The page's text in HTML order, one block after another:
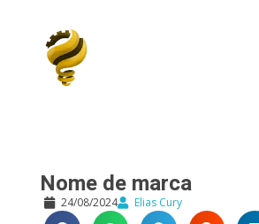
Nome de marca
24/08/2024 Elias Cury